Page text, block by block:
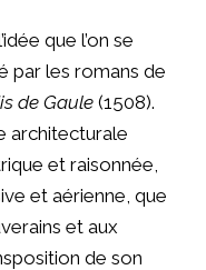
que l’on se
par les romans de
de Gaule (1508).
architecturale
et raisonnée,
et aérienne, que
et aux
de son